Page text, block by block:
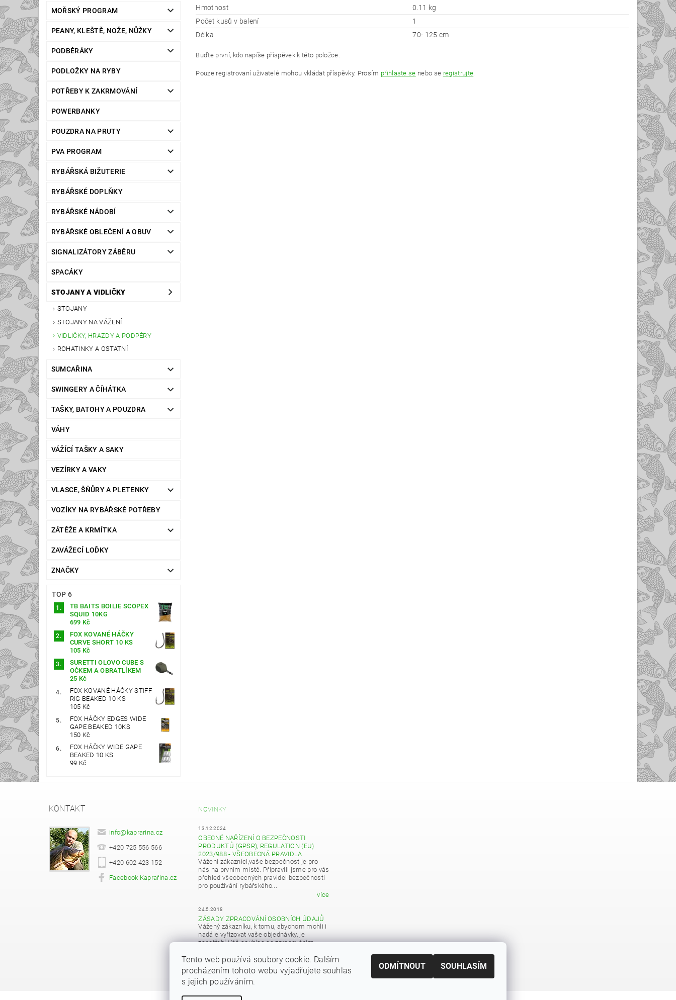
MOŘSKÝ PROGRAM
PEANY, KLEŠTĚ, NOŽE, NŮŽKY
PODBĚRÁKY
PODLOŽKY NA RYBY
POTŘEBY K ZAKRMOVÁNÍ
POWERBANKY
POUZDRA NA PRUTY
PVA PROGRAM
RYBÁŘSKÁ BIŽUTERIE
RYBÁŘSKÉ DOPLŇKY
RYBÁŘSKÉ NÁDOBÍ
RYBÁŘSKÉ OBLEČENÍ A OBUV
SIGNALIZÁTORY ZÁBĚRU
SPACÁKY
STOJANY A VIDLIČKY
STOJANY
STOJANY NA VÁŽENÍ
VIDLIČKY, HRAZDY A PODPĚRY
ROHATINKY A OSTATNÍ
SUMCAŘINA
SWINGERY A ČÍHÁTKA
TAŠKY, BATOHY A POUZDRA
VÁHY
VÁŽÍCÍ TAŠKY A SAKY
VEZÍRKY A VAKY
VLASCE, ŠŇŮRY A PLETENKY
VOZÍKY NA RYBÁŘSKÉ POTŘEBY
ZÁTĚŽE A KRMÍTKA
ZAVÁŽECÍ LOĎKY
ZNAČKY
TOP 6
TB BAITS BOILIE SCOPEX
SQUID 10KG
699 Kč
FOX KOVANÉ HÁČKY
CURVE SHORT 10 KS
105 Kč
SURETTI OLOVO CUBE S
OČKEM A OBRATLÍKEM
25 Kč
FOX KOVANÉ HÁČKY STIFF
RIG BEAKED 10 KS
105 Kč
FOX HÁČKY EDGES WIDE
GAPE BEAKED 10KS
150 Kč
FOX HÁČKY WIDE GAPE
BEAKED 10 KS
99 Kč
Hmotnost
0.11 kg
Počet kusů v balení
1
Délka
70- 125 cm
Buďte první, kdo napíše příspěvek k této položce.
Pouze registrovaní uživatelé mohou vkládat příspěvky. Prosím přihlaste se nebo se registrujte.
KONTAKT
info@kaprarina.cz
+420 725 556 566
+420 602 423 152
Facebook Kaprařina.cz
NOVINKY
13.12.2024
OBECNÉ NAŘÍZENÍ O BEZPEČNOSTI
PRODUKTŮ (GPSR), REGULATION (EU)
2023/988 - VŠEOBECNÁ PRAVIDLA
Vážení zákazníci,vaše bezpečnost je pro
nás na prvním místě. Připravili jsme pro vás
přehled všeobecných pravidel bezpečnosti
pro používání rybářského...
více
24.5.2018
ZÁSADY ZPRACOVÁNÍ OSOBNÍCH ÚDAJŮ
Vážený zákazníku, k tomu, abychom mohli i
nadále vyřizovat vaše objednávky, je
zapotřebí Váš souhlas se zpracováním
více
Tento web používá soubory cookie. Dalším
procházením tohoto webu vyjadřujete souhlas
s jejich používáním.
ODMÍTNOUT SOUHLASÍM